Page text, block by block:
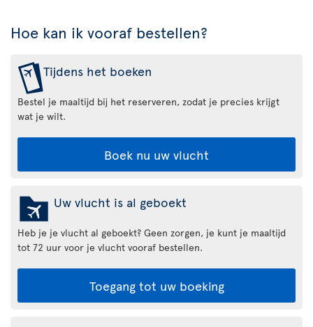
Hoe kan ik vooraf bestellen?
Tijdens het boeken
Bestel je maaltijd bij het reserveren, zodat je precies krijgt
wat je wilt.
Boek nu uw vlucht
Uw vlucht is al geboekt
Heb je je vlucht al geboekt? Geen zorgen, je kunt je maaltijd
tot 72 uur voor je vlucht vooraf bestellen.
Toegang tot uw boeking